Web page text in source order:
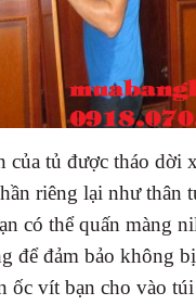
của tủ được tháo dời
riêng lại như thân
có thể quấn màng
để đảm bảo không
ốc vít bạn cho vào